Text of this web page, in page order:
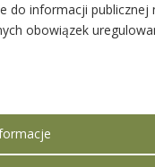
do informacji publicznej
obowiązek